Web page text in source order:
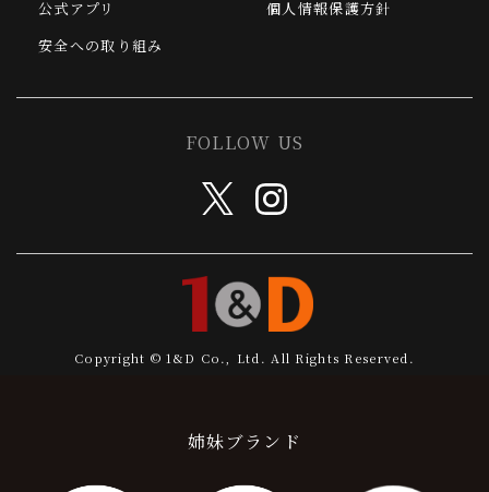
公式アプリ
安全への取り組み
個人情報保護方針
FOLLOW US
Copyright © 1&D Co., Ltd. All Rights Reserved.
姉妹ブランド